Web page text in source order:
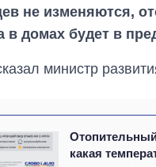
не изменяются,
в домах будет в
министр
какая